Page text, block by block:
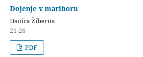
Dojenje v mariboru
Danica Žiberna
21-26
PDF